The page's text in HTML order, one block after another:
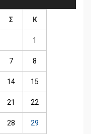
Σ Κ
1
7 8
14 15
21 22
28 29